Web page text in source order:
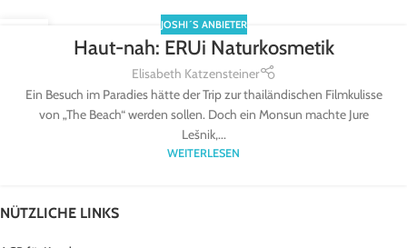
JOSHI´S ANBIETER
Haut-nah: ERUi Naturkosmetik
Elisabeth Katzensteiner
Ein Besuch im Paradies hätte der Trip zur thailändischen Filmkulisse
von „The Beach“ werden sollen. Doch ein Monsun machte Jure
Lešnik,...
WEITERLESEN
NÜTZLICHE LINKS